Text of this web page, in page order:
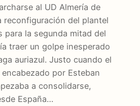
al UD Almería de
reconfiguración del plantel
para la segunda mitad del
traer un golpe inesperado
auriazul. Justo cuando el
por Esteban
a consolidarse,
España…